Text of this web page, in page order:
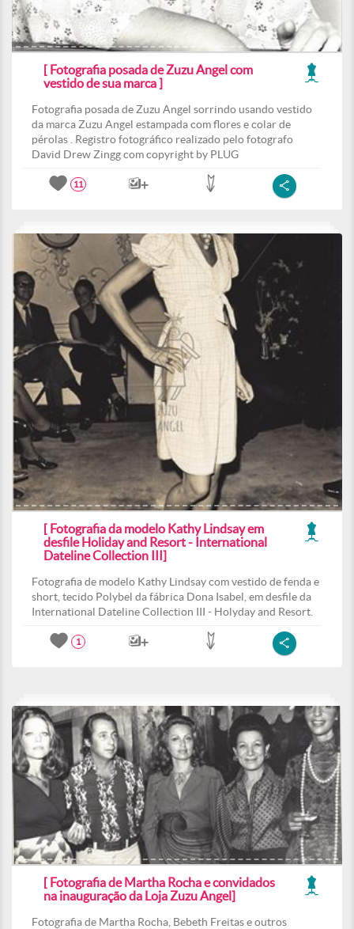
[ Fotografia posada de Zuzu Angel com
vestido de sua marca ]
Fotografia posada de Zuzu Angel sorrindo usando vestido
da marca Zuzu Angel estampada com flores e colar de
pérolas . Registro fotográfico realizado pelo fotografo
David Drew Zingg com copyright by PLUG
11
[ Fotografia da modelo Kathy Lindsay em
desfile Holiday and Resort - International
Dateline Collection III]
Fotografia de modelo Kathy Lindsay com vestido de fenda e
short, tecido Polybel da fábrica Dona Isabel, em desfile da
International Dateline Collection III - Holyday and Resort.
1
[ Fotografia de Martha Rocha e convidados
na inauguração da Loja Zuzu Angel]
Fotografia de Martha Rocha, Bebeth Freitas e outros